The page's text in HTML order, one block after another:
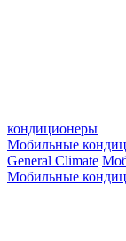
кондиционеры
Мобильные
General Climate
Мобильные